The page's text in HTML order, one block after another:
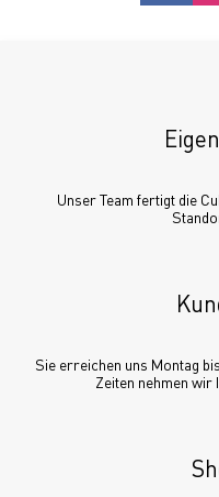
Unser Team fertigt die
Sie erreichen uns Montag
Zeiten nehmen wir